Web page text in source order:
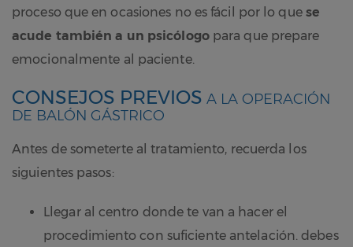
proceso que en ocasiones no es fácil por lo quese
acude también a un psicólogopara que prepare
emocionalmente al paciente.
CONSEJOS PREVIOS A LA OPERACIÓN
DE BALÓN GÁSTRICO
Antes de someterte al tratamiento, recuerda los
siguientes pasos:
Llegar al centro donde te van a hacer el
procedimiento con suficiente antelación. debes